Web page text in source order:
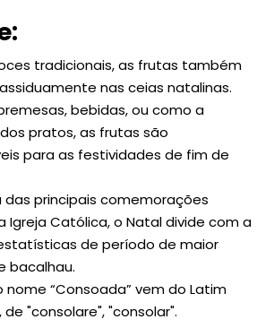
tradicionais, as frutas também
nas ceias natalinas.
bebidas, ou como a
pratos, as frutas são
para as festividades de fim de
das principais comemorações
Igreja Católica, o Natal divide com a
de período de maior
bacalhau.
nome “Consoada” vem do Latim
"consolare", "consolar".